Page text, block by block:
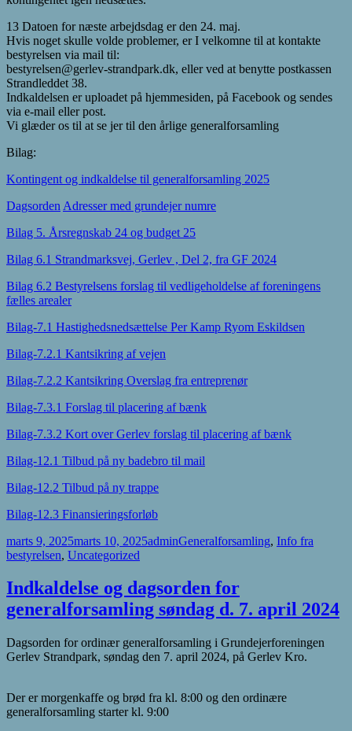
13 Datoen for næste arbejdsdag er den 24. maj.
Hvis noget skulle volde problemer, er I velkomne til at kontakte
bestyrelsen via mail til:
bestyrelsen@gerlev-strandpark.dk, eller ved at benytte postkassen
Strandleddet 38.
Indkaldelsen er uploadet på hjemmesiden, på Facebook og sendes
via e-mail eller post.
Vi glæder os til at se jer til den årlige generalforsamling
Bilag:
Kontingent og indkaldelse til generalforsamling 2025
Dagsorden Adresser med grundejer numre
Bilag 5. Årsregnskab 24 og budget 25
Bilag 6.1 Strandmarksvej, Gerlev , Del 2, fra GF 2024
Bilag 6.2 Bestyrelsens forslag til vedligeholdelse af foreningens
fælles arealer
Bilag-7.1 Hastighedsnedsættelse Per Kamp Ryom Eskildsen
Bilag-7.2.1 Kantsikring af vejen
Bilag-7.2.2 Kantsikring Overslag fra entreprenør
Bilag-7.3.1 Forslag til placering af bænk
Bilag-7.3.2 Kort over Gerlev forslag til placering af bænk
Bilag-12.1 Tilbud på ny badebro til mail
Bilag-12.2 Tilbud på ny trappe
Bilag-12.3 Finansieringsforløb
Udgivet
i
marts 9, 2025marts 10, 2025Forfatter
adminKategorier
Generalforsamling, Info fra
bestyrelsen, Uncategorized
Indkaldelse og dagsorden for
generalforsamling søndag d. 7. april 2024
Dagsorden for ordinær generalforsamling i Grundejerforeningen
Gerlev Strandpark, søndag den 7. april 2024, på Gerlev Kro.
Der er morgenkaffe og brød fra kl. 8:00 og den ordinære
generalforsamling starter kl. 9:00